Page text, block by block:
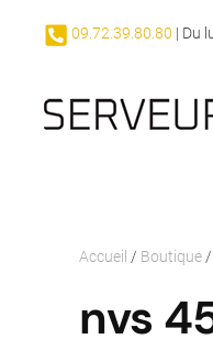
09.72.39.80.80 | Du
Accueil / Boutique
nvs